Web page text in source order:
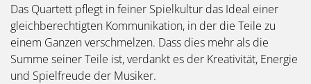
Das Quartett pflegt in feiner Spielkultur das Ideal einer
gleichberechtigten Kommunikation, in der die Teile zu
einem Ganzen verschmelzen. Dass dies mehr als die
Summe seiner Teile ist, verdankt es der Kreativität, Energie
und Spielfreude der Musiker.